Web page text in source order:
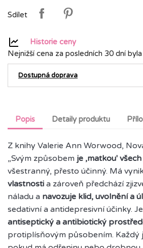
Sdílet
Historie ceny
Nejnižší cena za posledních 30 dní byla
Dostupná doprava
Popis Detaily produktu
Z knihy Valerie Ann Worwood,
„Svým způsobem je ,matkou' všech
všestranný, přesto účinný. Má
vlastnosti a zároveň předchází
náladu a navozuje klid, uvolnění a
sedativní a antidepresivní účinky.
antiseptický a antibiotický
protiplísňovým působením. Každý